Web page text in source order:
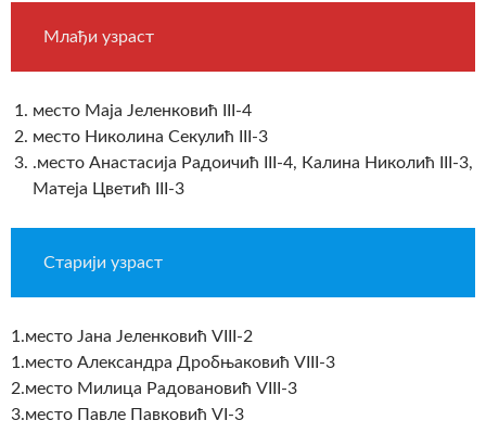
Млађи узраст
место Маја Јеленковић III-4
место Николина Секулић III-3
.место Анастасија Радоичић III-4, Калина Николић III-3,
Матеја Цветић III-3
Старији узраст
1.место Јана Јеленковић VIII-2
1.место Александра Дробњаковић VIII-3
2.место Милица Радовановић VIII-3
3.место Павле Павковић VI-3